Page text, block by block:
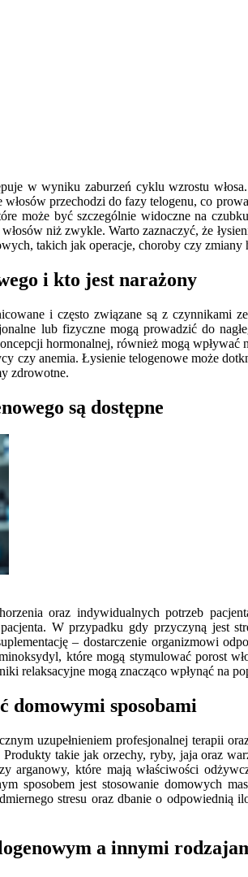
w wyniku zaburzeń cyklu wzrostu
przechodzi do fazy telogenu, co
może być szczególnie widoczne na
niż zwykle. Warto zaznaczyć, że
takich jak operacje, choroby czy zmiany
i kto jest narażony
i często związane są z
lub fizyczne mogą prowadzić do
hormonalnej, również mogą
czy anemia. Łysienie telogenowe może
zdrowotne.
są dostępne
oraz indywidualnych potrzeb
W przypadku gdy przyczyną jest
– dostarczenie organizmowi
które mogą stymulować porost
relaksacyjne mogą znacząco wpłynąć na
domowymi sposobami
uzupełnieniem profesjonalnej terapii
takie jak orzechy, ryby, jaja oraz
arganowy, które mają właściwości
sposobem jest stosowanie domowych
stresu oraz dbanie o
a innymi